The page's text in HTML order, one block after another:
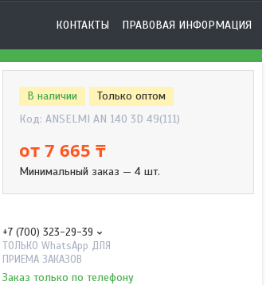
КОНТАКТЫ ПРАВОВАЯ ИНФОРМАЦИЯ
В наличии
Только оптом
Код: ANSELMI AN 140 3D 49(111)
от 7 665 ₸
Минимальный заказ — 4 шт.
+7 (700) 323-29-39
ТОЛЬКО WhatsApp ДЛЯ
ПРИЕМА ЗАКАЗОВ
Заказ только по телефону